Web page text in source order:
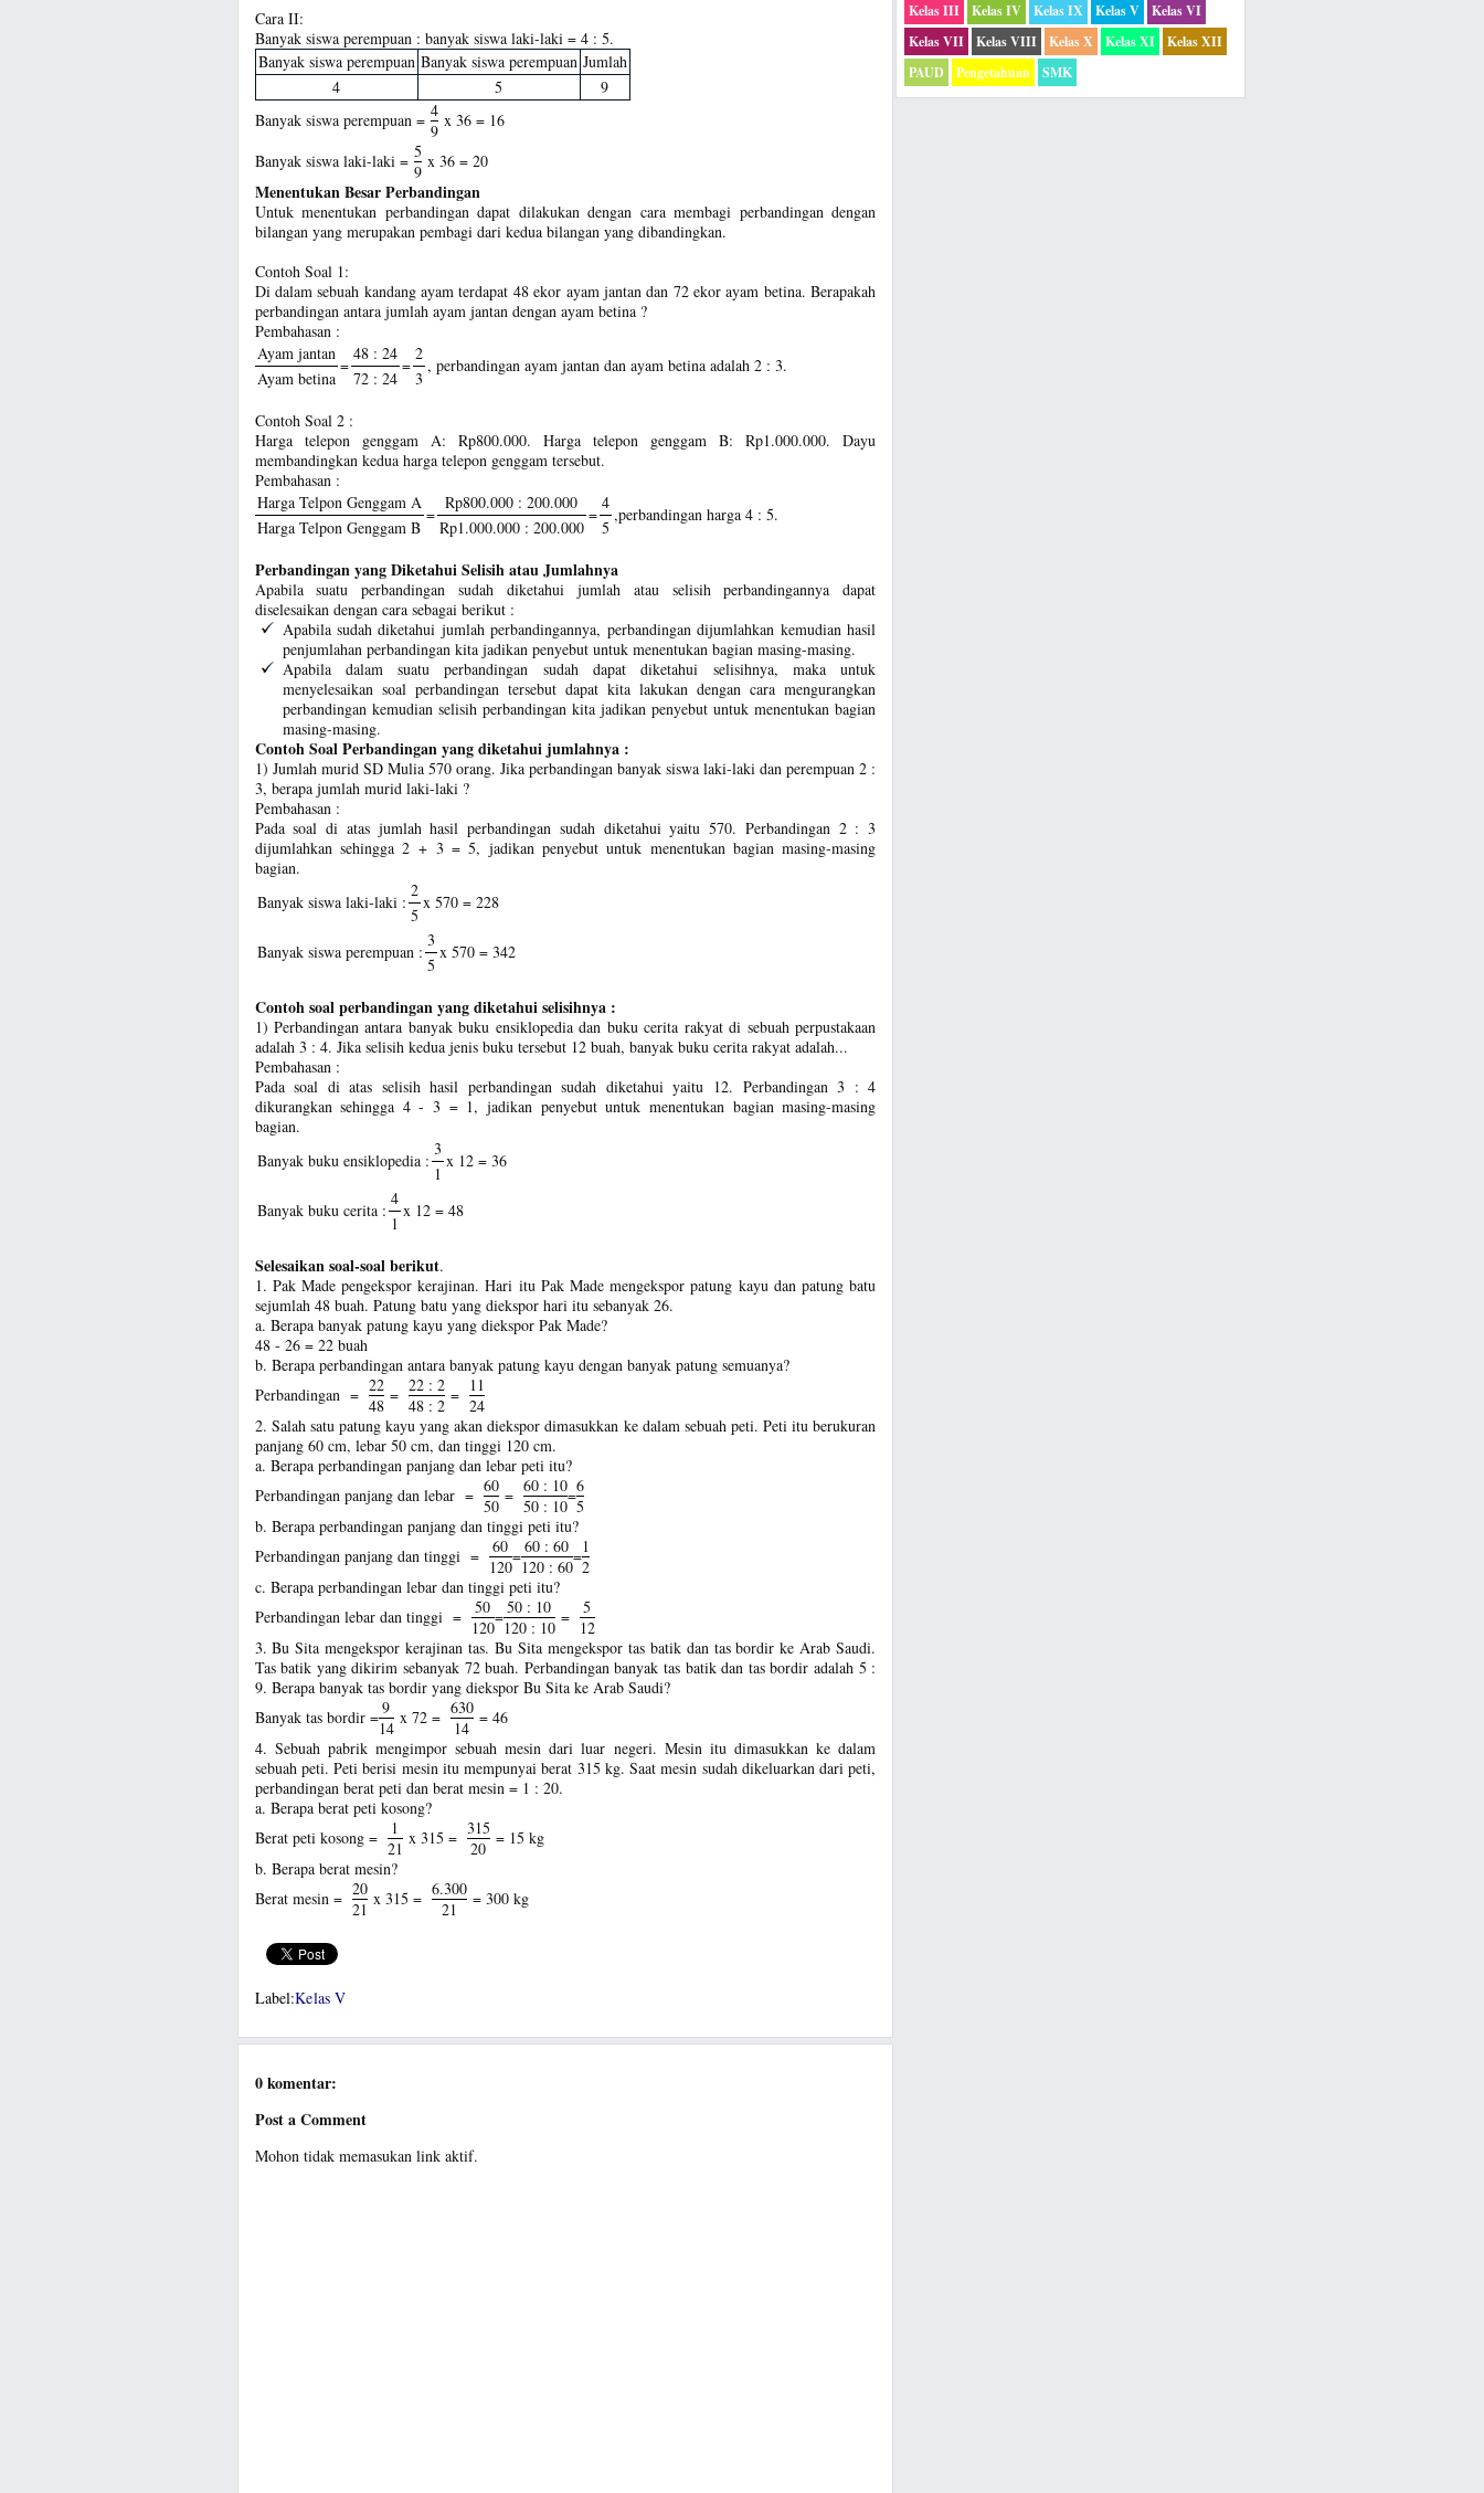
Cara II:
Banyak siswa perempuan : banyak siswa laki-laki = 4 : 5.
Banyak siswa perempuan Banyak siswa perempuan Jumlah
4
5
9
Banyak siswa perempuan = 4x 36 = 16
9
Banyak siswa laki-laki = 5x 36 = 20
9
Menentukan Besar Perbandingan
Untuk menentukan perbandingan dapat dilakukan dengan cara membagi perbandingan dengan
bilangan yang merupakan pembagi dari kedua bilangan yang dibandingkan.
Contoh Soal 1:
Di dalam sebuah kandang ayam terdapat 48 ekor ayam jantan dan 72 ekor ayam betina. Berapakah
perbandingan antara jumlah ayam jantan dengan ayam betina ?
Pembahasan :
Ayam jantan
=
48 : 24
=
2
, perbandingan ayam jantan dan ayam betina adalah 2 : 3.
Ayam betina 72 : 24
3
Contoh Soal 2 :
Harga telepon genggam A: Rp800.000. Harga telepon genggam B: Rp1.000.000. Dayu
membandingkan kedua harga telepon genggam tersebut.
Pembahasan :
Harga Telpon Genggam A
=
Rp800.000 : 200.000
=
4
,perbandingan harga 4 : 5.
Harga Telpon Genggam B Rp1.000.000 : 200.000 5
Perbandingan yang Diketahui Selisih atau Jumlahnya
Apabila suatu perbandingan sudah diketahui jumlah atau selisih perbandingannya dapat
diselesaikan dengan cara sebagai berikut :
Apabila sudah diketahui jumlah perbandingannya, perbandingan dijumlahkan kemudian hasil
penjumlahan perbandingan kita jadikan penyebut untuk menentukan bagian masing-masing.
Apabila dalam suatu perbandingan sudah dapat diketahui selisihnya, maka untuk
menyelesaikan soal perbandingan tersebut dapat kita lakukan dengan cara mengurangkan
perbandingan kemudian selisih perbandingan kita jadikan penyebut untuk menentukan bagian
masing-masing.
Contoh Soal Perbandingan yang diketahui jumlahnya :
1) Jumlah murid SD Mulia 570 orang. Jika perbandingan banyak siswa laki-laki dan perempuan 2 :
3, berapa jumlah murid laki-laki ?
Pembahasan :
Pada soal di atas jumlah hasil perbandingan sudah diketahui yaitu 570. Perbandingan 2 : 3
dijumlahkan sehingga 2 + 3 = 5, jadikan penyebut untuk menentukan bagian masing-masing
bagian.
Banyak siswa laki-laki :
2
x 570 = 228
5
Banyak siswa perempuan :
3
x 570 = 342
5
Contoh soal perbandingan yang diketahui selisihnya :
1) Perbandingan antara banyak buku ensiklopedia dan buku cerita rakyat di sebuah perpustakaan
adalah 3 : 4. Jika selisih kedua jenis buku tersebut 12 buah, banyak buku cerita rakyat adalah...
Pembahasan :
Pada soal di atas selisih hasil perbandingan sudah diketahui yaitu 12. Perbandingan 3 : 4
dikurangkan sehingga 4 - 3 = 1, jadikan penyebut untuk menentukan bagian masing-masing
bagian.
Banyak buku ensiklopedia :
3
x 12 = 36
1
Banyak buku cerita :
4
x 12 = 48
1
Selesaikan soal-soal berikut.
1. Pak Made pengekspor kerajinan. Hari itu Pak Made mengekspor patung kayu dan patung batu
sejumlah 48 buah. Patung batu yang diekspor hari itu sebanyak 26.
a. Berapa banyak patung kayu yang diekspor Pak Made?
48 - 26 = 22 buah
b. Berapa perbandingan antara banyak patung kayu dengan banyak patung semuanya?
Perbandingan = 22= 22 : 2= 11
48
48 : 2
24
2. Salah satu patung kayu yang akan diekspor dimasukkan ke dalam sebuah peti. Peti itu berukuran
panjang 60 cm, lebar 50 cm, dan tinggi 120 cm.
a. Berapa perbandingan panjang dan lebar peti itu?
Perbandingan panjang dan lebar = 60= 60 : 10=6
50
50 : 10 5
b. Berapa perbandingan panjang dan tinggi peti itu?
Perbandingan panjang dan tinggi =
60=60 : 60=1
120 120 : 60 2
c. Berapa perbandingan lebar dan tinggi peti itu?
Perbandingan lebar dan tinggi =
50=50 : 10=
5
120 120 : 10
12
3. Bu Sita mengekspor kerajinan tas. Bu Sita mengekspor tas batik dan tas bordir ke Arab Saudi.
Tas batik yang dikirim sebanyak 72 buah. Perbandingan banyak tas batik dan tas bordir adalah 5 :
9. Berapa banyak tas bordir yang diekspor Bu Sita ke Arab Saudi?
Banyak tas bordir =9x 72 = 630= 46
14
14
4. Sebuah pabrik mengimpor sebuah mesin dari luar negeri. Mesin itu dimasukkan ke dalam
sebuah peti. Peti berisi mesin itu mempunyai berat 315 kg. Saat mesin sudah dikeluarkan dari peti,
perbandingan berat peti dan berat mesin = 1 : 20.
a. Berapa berat peti kosong?
Berat peti kosong =
1 x 315 = 315= 15 kg
21
20
b. Berapa berat mesin?
Berat mesin = 20x 315 = 6.300= 300 kg
21 21
Label:Kelas V
0 komentar:
Post a Comment
Mohon tidak memasukan link aktif.
Kelas III
Kelas IV Kelas IX Kelas V
Kelas VI
Kelas VII
Kelas VIII Kelas X Kelas XI
Kelas XII
PAUD
Pengetahuan SMK